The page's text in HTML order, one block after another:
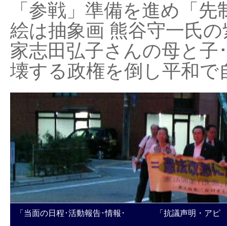
「参戦」準備を進め「
絵は抽象画 熊谷守一氏
家志田弘子さんの母と子
壊する政権を倒し平和
「当面の日程･活動報告･情報･ 「抗議声明・アピ